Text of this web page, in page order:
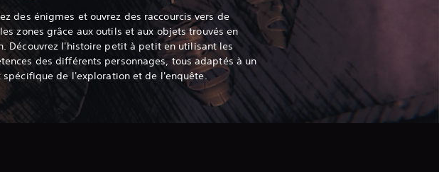
des énigmes et ouvrez des raccourcis vers de
zones grâce aux outils et aux objets trouvés en
Découvrez l'histoire petit à petit en utilisant les
des différents personnages, tous adaptés à un
spécifique de l'exploration et de l'enquête.